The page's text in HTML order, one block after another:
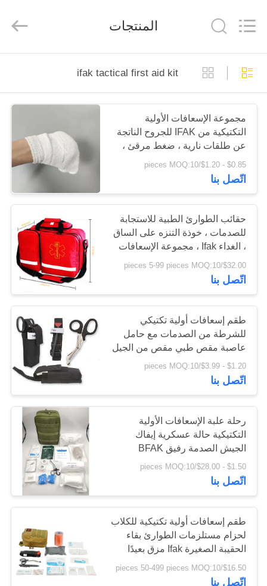
المنزل
المنتجات
حولنا
جولة
في
المصنع
مراقبة
الجودة
اتصل
أخبار
القضايا
اطلب
اقتباس
خريطة
الموقع
سياسة
Co.,
Ltd..
Reserved.
المنتجات
ifak tactical first aid kit
مجموعة الإسعافات الأولية
التكتيكية من IFAK للجروح الناتجة
عن طلقات نارية ، ضغط مرقئ ،
شاش معقم مطوي
$0.85 - $1.20/pieces MOQ:10
اتّصل بنا
حقائب الطوارئ الطبية للاستجابة
للصدمات ، خوذة التنزه على الساق
، الغداء Ifak ، مجموعة الإسعافات
الأولية التكتيكية 45 سم
$32.00/pieces 5-99 pieces MOQ:10
اتّصل بنا
طقم إسعافات أولية تكتيكي
للشرطة من الصدمات مع حامل
عاصبة مقص طبي مقص من الجيل
7
$1.20 - $3.99/pieces MOQ:10
اتّصل بنا
رحلة علبة الإسعافات الأولية
التكتيكية حالة عسكرية إيفاك
الجيش الصدمة رفيق BFAK
الإمدادات الجماعية حقيبة البقاء
$1.50 - $28.00/pieces MOQ:10
اتّصل بنا
طقم إسعافات أولية تكتيكية للكلاب
لحزام مستلزمات الطوارئ بقاء
الحقيبة الصغيرة Ifak مزق بعيدًا
$16.50/pieces 50-499 pieces MOQ:10
اتّصل بنا